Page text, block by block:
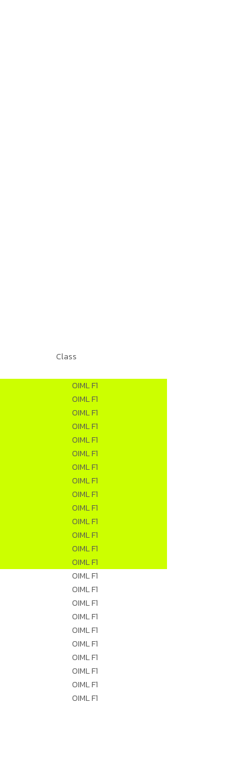
Class
OIML F1
OIML F1
OIML F1
OIML F1
OIML F1
OIML F1
OIML F1
OIML F1
OIML F1
OIML F1
OIML F1
OIML F1
OIML F1
OIML F1
OIML F1
OIML F1
OIML F1
OIML F1
OIML F1
OIML F1
OIML F1
OIML F1
OIML F1
OIML F1